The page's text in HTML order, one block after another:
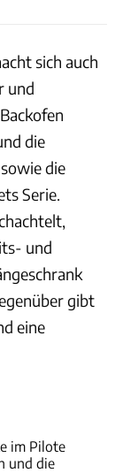
sich auch
und
die
die
Serie.
und
gibt
eine
im Pilote
und die